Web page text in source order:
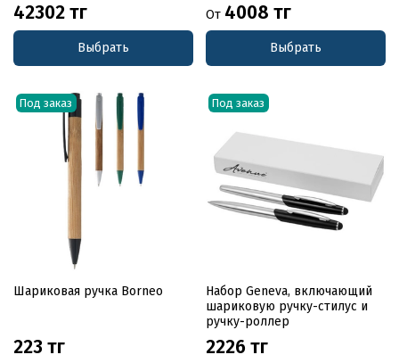
42302 тг
Выбрать
От 4008 тг
Выбрать
Под заказ
Шариковая ручка Borneo
223 тг
Под заказ
Набор Geneva, включающий
шариковую ручку-стилус и
ручку-роллер
2226 тг